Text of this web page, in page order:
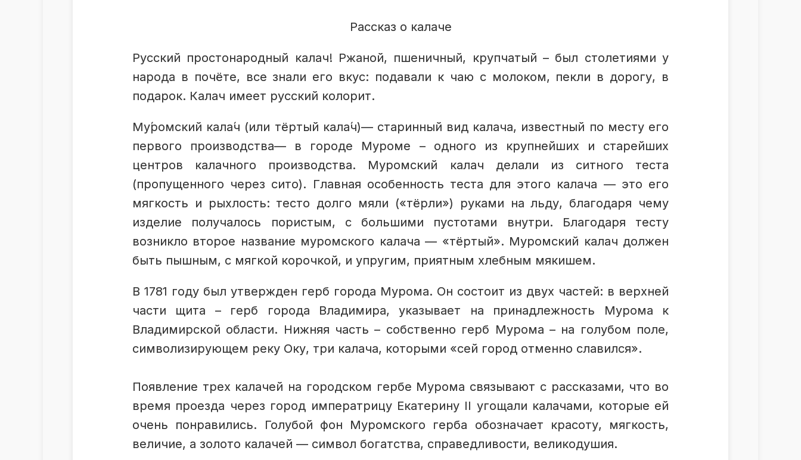
Рассказ о калаче
Русский простонародный калач! Ржаной, пшеничный, крупчатый – был столетиями у
народа в почёте, все знали его вкус: подавали к чаю с молоком, пекли в дорогу, в
подарок. Калач имеет русский колорит.
Му́ромский кала́ч (или тёртый кала́ч)— старинный вид калача, известный по месту его
первого производства— в городе Муроме – одного из крупнейших и старейших
центров калачного производства. Муромский калач делали из ситного теста
(пропущенного через сито). Главная особенность теста для этого калача — это его
мягкость и рыхлость: тесто долго мяли («тёрли») руками на льду, благодаря чему
изделие получалось пористым, с большими пустотами внутри. Благодаря тесту
возникло второе название муромского калача — «тёртый». Муромский калач должен
быть пышным, с мягкой корочкой, и упругим, приятным хлебным мякишем.
В 1781 году был утвержден герб города Мурома. Он состоит из двух частей: в верхней
части щита – герб города Владимира, указывает на принадлежность Мурома к
Владимирской области. Нижняя часть – собственно герб Мурома – на голубом поле,
символизирующем реку Оку, три калача, которыми «сей город отменно славился».
Появление трех калачей на городском гербе Мурома связывают с рассказами, что во
время проезда через город императрицу Екатерину II угощали калачами, которые ей
очень понравились. Голубой фон Муромского герба обозначает красоту, мягкость,
величие, а золото калачей — символ богатства, справедливости, великодушия.